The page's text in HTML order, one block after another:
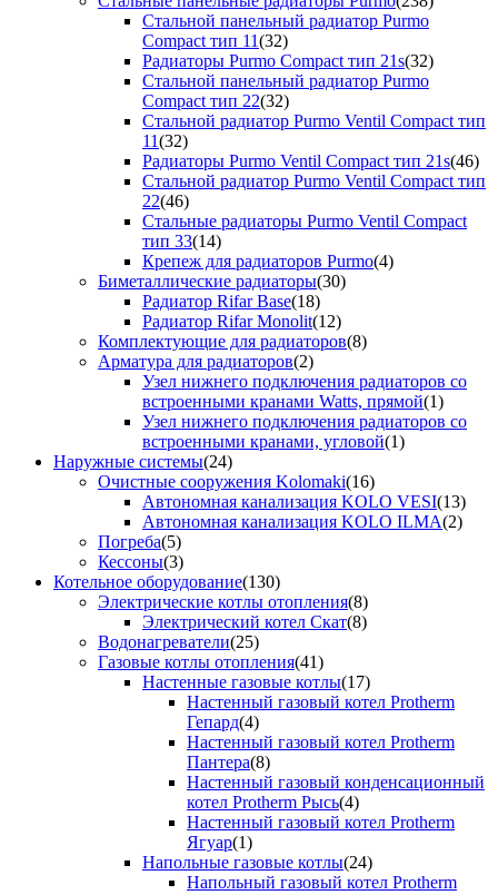
Стальной панельный радиатор Purmo
Compact тип 11(32)
Радиаторы Purmo Compact тип 21s(32)
Стальной панельный радиатор Purmo
Compact тип 22(32)
Стальной радиатор Purmo Ventil Compact тип
11(32)
Радиаторы Purmo Ventil Compact тип 21s(46)
Стальной радиатор Purmo Ventil Compact тип
22(46)
Стальные радиаторы Purmo Ventil Compact
тип 33(14)
Крепеж для радиаторов Purmo(4)
Биметаллические радиаторы(30)
Радиатор Rifar Base(18)
Радиатор Rifar Monolit(12)
Комплектующие для радиаторов(8)
Арматура для радиаторов(2)
Узел нижнего подключения радиаторов со
встроенными кранами Watts, прямой(1)
Узел нижнего подключения радиаторов со
встроенными кранами, угловой(1)
Наружные системы(24)
Очистные сооружения Kolomaki(16)
Автономная канализация KOLO VESI(13)
Автономная канализация KOLO ILMA(2)
Погреба(5)
Кессоны(3)
Котельное оборудование(130)
Электрические котлы отопления(8)
Электрический котел Скат(8)
Водонагреватели(25)
Газовые котлы отопления(41)
Настенные газовые котлы(17)
Настенный газовый котел Protherm
Гепард(4)
Настенный газовый котел Protherm
Пантера(8)
Настенный газовый конденсационный
котел Protherm Рысь(4)
Настенный газовый котел Protherm
Ягуар(1)
Напольные газовые котлы(24)
Напольный газовый котел Protherm